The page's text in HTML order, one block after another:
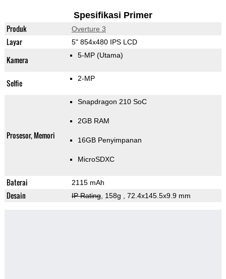
Spesifikasi Primer
Produk Overture 3
Layar 5" 854x480 IPS LCD
Kamera 5-MP (Utama)
Selfie 2-MP
Prosesor, Memori
Snapdragon 210 SoC
2GB RAM
16GB Penyimpanan
MicroSDXC
Baterai 2115 mAh
Desain IP Rating, 158g , 72.4x145.5x9.9 mm